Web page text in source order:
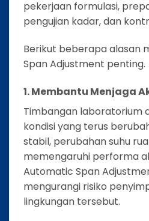
pekerjaan formulasi,
pengujian kadar, dan
Berikut beberapa alasan
Span Adjustment penting.
1. Membantu Menjaga
Timbangan laboratorium
kondisi yang terus
stabil, perubahan suhu
memengaruhi performa
Automatic Span
mengurangi risiko
lingkungan tersebut.